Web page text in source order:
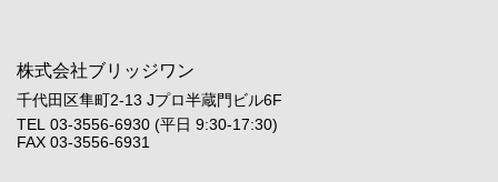
株式会社ブリッジワン
千代田区隼町2-13 Jプロ半蔵門ビル6F
TEL 03-3556-6930 (平日 9:30-17:30)
FAX 03-3556-6931